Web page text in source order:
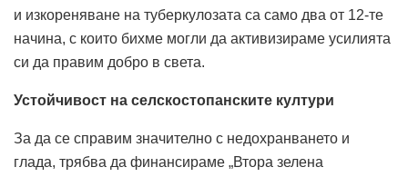
и изкореняване на туберкулозата са само два от 12-те
начина, с които бихме могли да активизираме усилията
си да правим добро в света.
Устойчивост на селскостопанските култури
За да се справим значително с недохранването и
глада, трябва да финансираме „Втора зелена